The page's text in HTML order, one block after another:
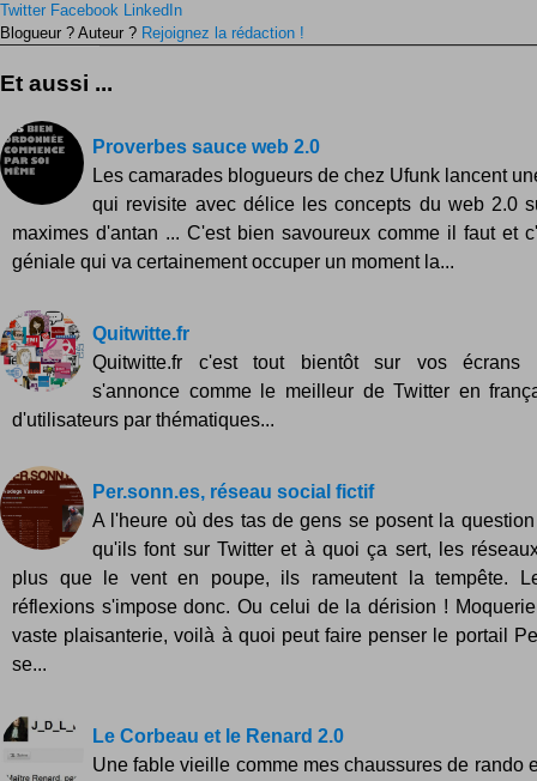
Twitter Facebook LinkedIn
Blogueur ? Auteur ? Rejoignez la rédaction !
Et aussi ...
Proverbes sauce web 2.0
Les camarades blogueurs de chez Ufunk lancent
qui revisite avec délice les concepts du web 2.0
maximes d'antan ... C'est bien savoureux comme il faut et
géniale qui va certainement occuper un moment la...
Quitwitte.fr
Quitwitte.fr c'est tout bientôt sur vos écrans
s'annonce comme le meilleur de Twitter en
d'utilisateurs par thématiques...
Per.sonn.es, réseau social fictif
A l'heure où des tas de gens se posent la
qu'ils font sur Twitter et à quoi ça sert, les
plus que le vent en poupe, ils rameutent la tempête.
réflexions s'impose donc. Ou celui de la dérision !
vaste plaisanterie, voilà à quoi peut faire penser le portail
se...
Le Corbeau et le Renard 2.0
Une fable vieille comme mes chaussures de rando